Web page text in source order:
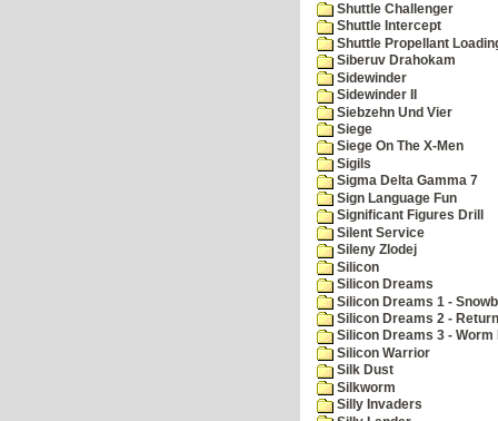
Shuttle Challenger
Shuttle Intercept
Shuttle Propellant
Siberuv Drahokam
Sidewinder
Sidewinder II
Siebzehn Und Vier
Siege
Siege On The X-Men
Sigils
Sigma Delta Gamma 7
Sign Language Fun
Significant Figures Drill
Silent Service
Sileny Zlodej
Silicon
Silicon Dreams
Silicon Dreams 1 -
Silicon Dreams 2 -
Silicon Dreams 3 - Worm
Silicon Warrior
Silk Dust
Silkworm
Silly Invaders